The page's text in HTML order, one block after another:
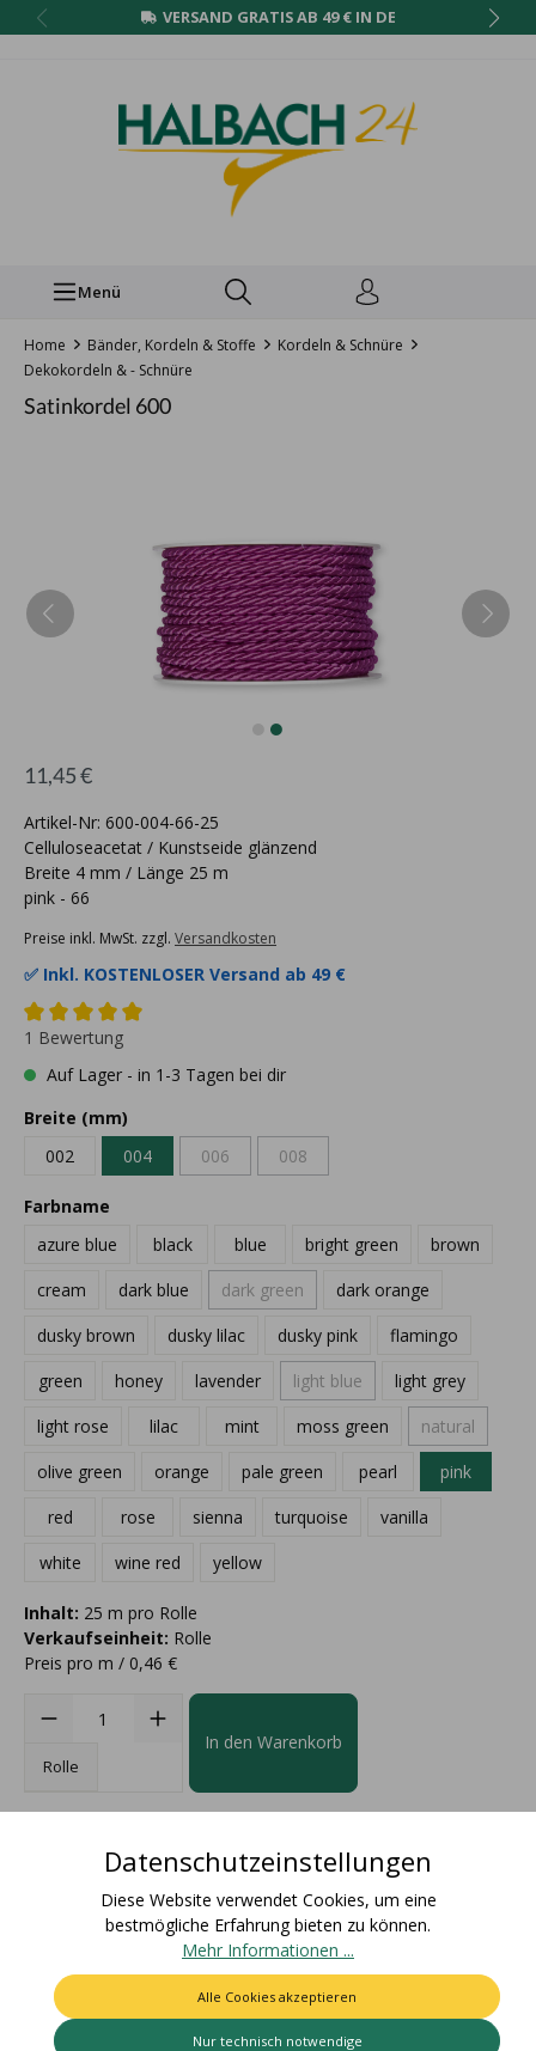
VERSAND GRATIS AB 49 € IN DE
Menü
Home Bänder, Kordeln & Stoffe
Kordeln & Schnüre
Dekokordeln & - Schnüre
Satinkordel 600
11,45 €
Artikel-Nr: 600-004-66-25
Celluloseacetat / Kunstseide glänzend
Breite 4 mm / Länge 25 m
pink - 66
Preise inkl. MwSt. zzgl. Versandkosten
✅ Inkl. KOSTENLOSER Versand ab 49 €
1 Bewertung
Auf Lager - in 1-3 Tagen bei dir
Breite (mm)
002
004 006 008
Farbname
azure blue
black blue bright green
brown
cream
dark blue dark green
dark orange
dusky brown
dusky lilac dusky pink
flamingo
green
honey lavender light blue
light grey
light rose
lilac mint moss green
natural
olive green
orange pale green pearl
pink
red
rose sienna turquoise
vanilla
white
wine red yellow
Inhalt: 25 m pro Rolle
Verkaufseinheit: Rolle
Preis pro m / 0,46 €
Rolle
In den Warenkorb
Materialzusammensetzung: 67% Baumwolle, 33%
AcetatFarbecht: Artikel bleicht nicht aus und färbt nicht ab /
Für den Einsatz i…Mehr
Datenschutzeinstellungen
Diese Website verwendet Cookies, um eine
bestmögliche Erfahrung bieten zu können.
Mehr Informationen ...
Nur technisch notwendige
Alle Cookies akzeptieren